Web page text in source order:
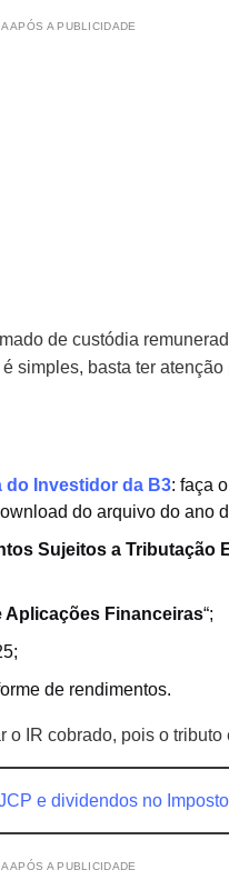
APÓS A PUBLICIDADE
de custódia
simples, basta ter
do Investidor da B3: faça
do arquivo do ano
Sujeitos a Tributação
Aplicações Financeiras“;
de rendimentos.
IR cobrado, pois o tributo
e dividendos no
APÓS A PUBLICIDADE